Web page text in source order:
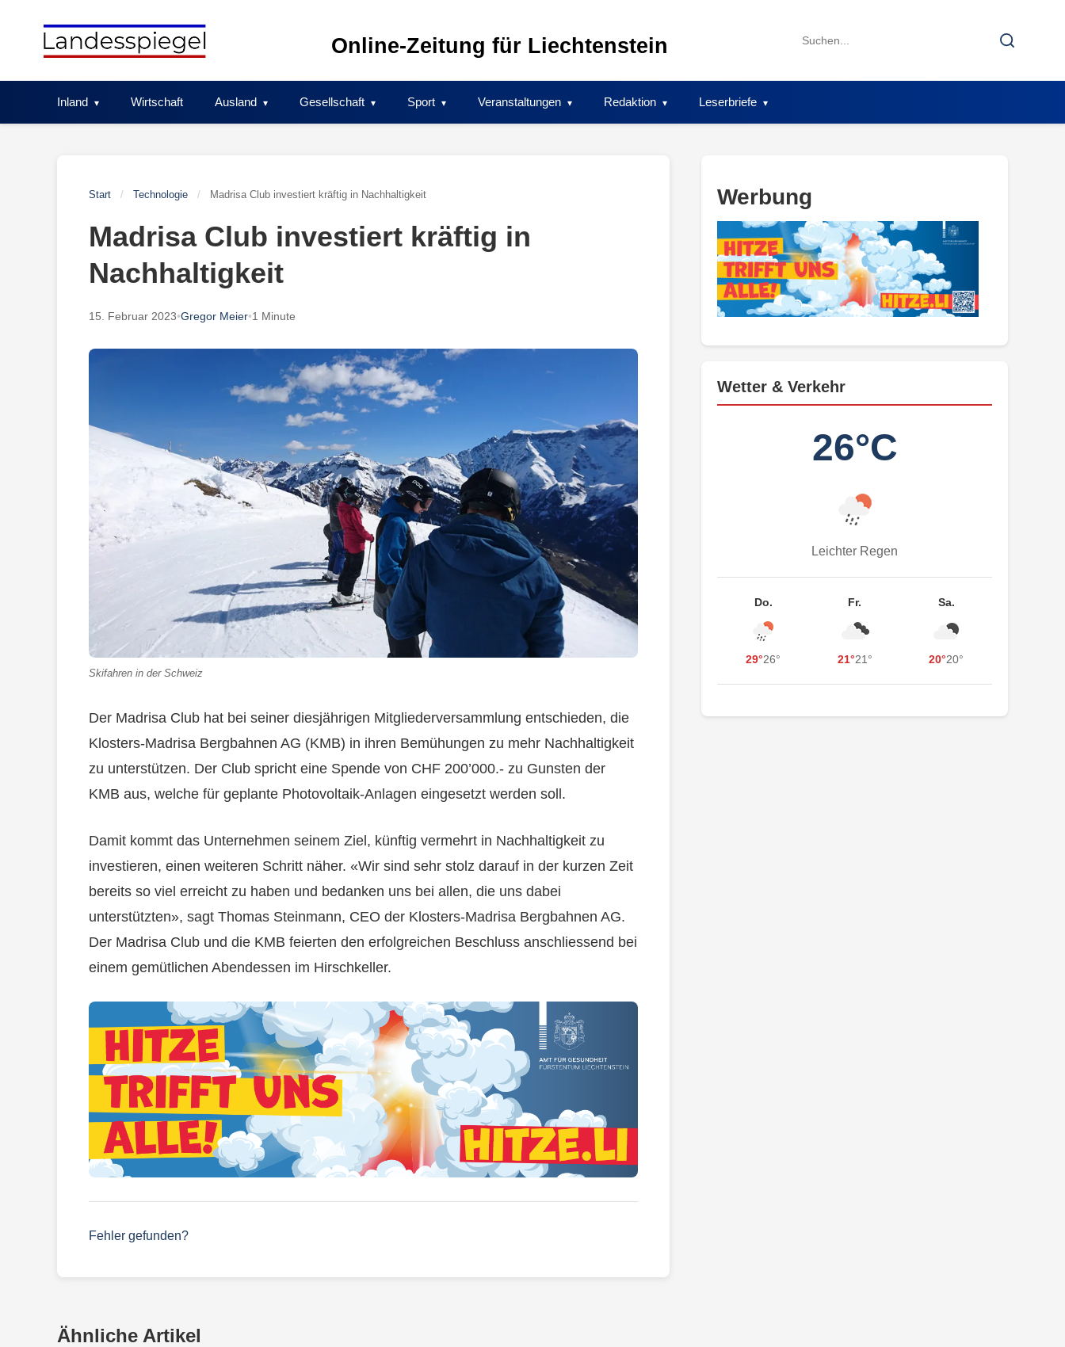
Online-Zeitung für Liechtenstein
Search
Search
Inland Wirtschaft Ausland Gesellschaft Sport Veranstaltungen Redaktion Leserbriefe
Start / Technologie / Madrisa Club investiert kräftig in Nachhaltigkeit
Madrisa Club investiert kräftig in
Nachhaltigkeit
15. Februar 2023•Gregor Meier•1 Minute
Skifahren in der Schweiz
Der Madrisa Club hat bei seiner diesjährigen Mitgliederversammlung entschieden, die
Klosters-Madrisa Bergbahnen AG (KMB) in ihren Bemühungen zu mehr Nachhaltigkeit
zu unterstützen. Der Club spricht eine Spende von CHF 200’000.- zu Gunsten der
KMB aus, welche für geplante Photovoltaik-Anlagen eingesetzt werden soll.
Damit kommt das Unternehmen seinem Ziel, künftig vermehrt in Nachhaltigkeit zu
investieren, einen weiteren Schritt näher. «Wir sind sehr stolz darauf in der kurzen Zeit
bereits so viel erreicht zu haben und bedanken uns bei allen, die uns dabei
unterstützten», sagt Thomas Steinmann, CEO der Klosters-Madrisa Bergbahnen AG.
Der Madrisa Club und die KMB feierten den erfolgreichen Beschluss anschliessend bei
einem gemütlichen Abendessen im Hirschkeller.
Fehler gefunden?
Werbung
Wetter & Verkehr
26°C
Leichter Regen
Do.
29°26°
Fr.
21°21°
Sa.
20°20°
Ähnliche Artikel